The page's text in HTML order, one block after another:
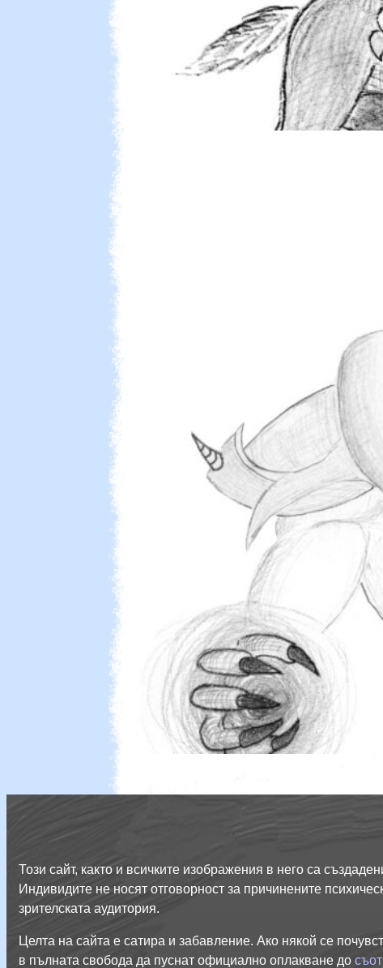
Този сайт, както и всичките изображения в него са
Индивидите не носят отговорност за причинените
зрителската аудитория.
Целта на сайта е сатира и забавление. Ако някой се
в пълната свобода да пуснат официално оплакване до